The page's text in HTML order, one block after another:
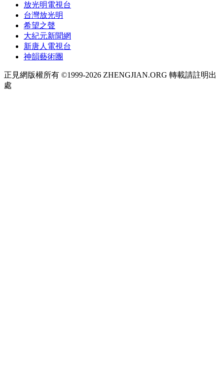
放光明電視台
台灣放光明
希望之聲
大紀元新聞網
新唐人電視台
神韻藝術團
正見網版權所有 ©1999-2026 ZHENGJIAN.ORG 轉載請註明出
處